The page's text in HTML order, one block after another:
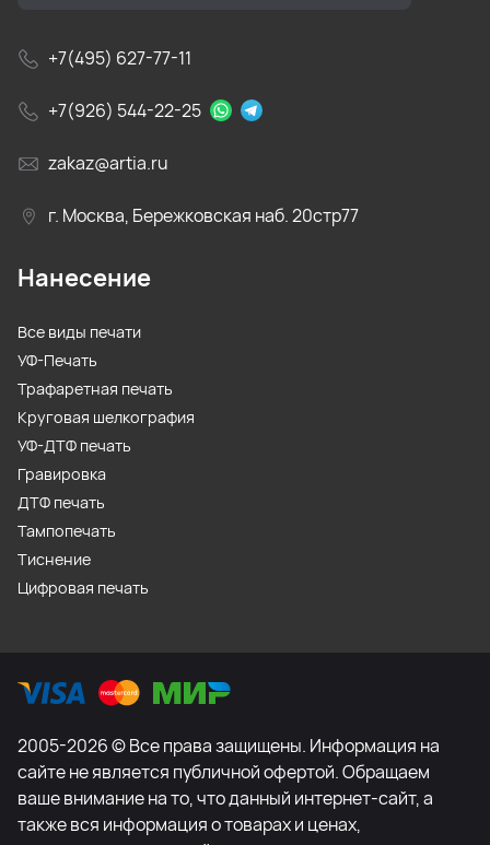
+7(495) 627-77-11
+7(926) 544-22-25
zakaz@artia.ru
г. Москва, Бережковская наб. 20стр77
Нанесение
Все виды печати
УФ-Печать
Трафаретная печать
Круговая шелкография
УФ-ДТФ печать
Гравировка
ДТФ печать
Тампопечать
Тиснение
Цифровая печать
2005-2026 © Все права защищены. Информация на
сайте не является публичной офертой. Обращаем
ваше внимание на то, что данный интернет-сайт, а
также вся информация о товарах и ценах,